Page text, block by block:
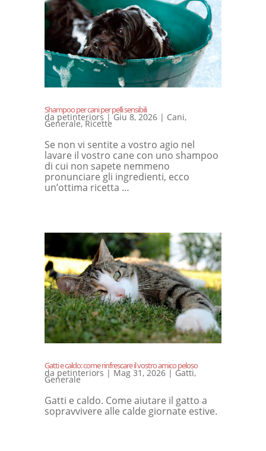
Shampoo per cani per pelli sensibili
da petinteriors |Giu 8, 2026| Cani,
Generale,Ricette
Se non vi sentite a vostro agio nel
lavare il vostro cane con uno shampoo
di cui non sapete nemmeno
pronunciare gli ingredienti, ecco
un’ottima ricetta …
Gatti e caldo: come rinfrescare il vostro amico peloso
da petinteriors | Mag 31, 2026| Gatti,
Generale
Gatti e caldo. Come aiutare il gatto a
sopravvivere alle calde giornate estive.